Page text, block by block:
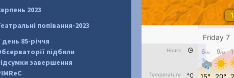
#PipIvanToday
pimrec_project
2023
попівання-2023
день 85-річчя
підбили
завершення